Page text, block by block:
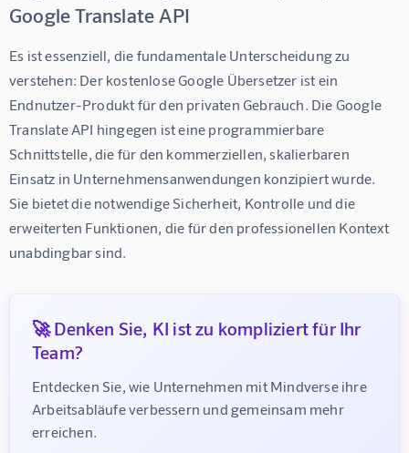
Google Translate API
Es ist essenziell, die fundamentale Unterscheidung zu
verstehen: Der kostenlose Google Übersetzer ist ein
Endnutzer-Produkt für den privaten Gebrauch. Die Google
Translate API hingegen ist eine programmierbare
Schnittstelle, die für den kommerziellen, skalierbaren
Einsatz in Unternehmensanwendungen konzipiert wurde.
Sie bietet die notwendige Sicherheit, Kontrolle und die
erweiterten Funktionen, die für den professionellen Kontext
unabdingbar sind.
🚀 Denken Sie, KI ist zu kompliziert für Ihr
Team?
Entdecken Sie, wie Unternehmen mit Mindverse ihre
Arbeitsabläufe verbessern und gemeinsam mehr
erreichen.